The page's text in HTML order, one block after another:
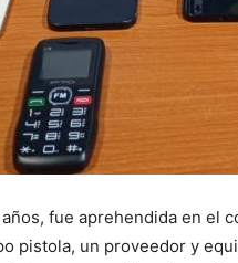
fue aprehendida en el
pistola, un proveedor y